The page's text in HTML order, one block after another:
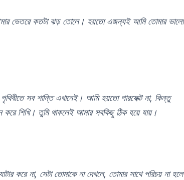
ভেতরে কতটা ঝড় তোলে। হয়তো এজন্যই আমি তোমার ভালো
সব শান্তি এখানেই। আমি হয়তো পারফেক্ট না, কিন্তু
করে শিখি। তু্মি থাকলেই আমার সবকিছু ঠিক হয়ে যায়।
করে না, সেটা তোমাকে না দেখলে, তোমার সাথে পরিচয় না হলে